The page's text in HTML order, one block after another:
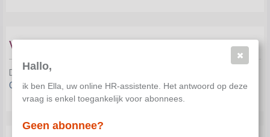
Vastgoedfinanciering
Dit document is niet beschikbaar in je huidige abonnement.
Contacteer onsom je verder te helpen.
Hallo,
ik ben Ella, uw online HR-assistente. Het antwoord op deze
vraag is enkel toegankelijk voor abonnees.
Geen abonnee?